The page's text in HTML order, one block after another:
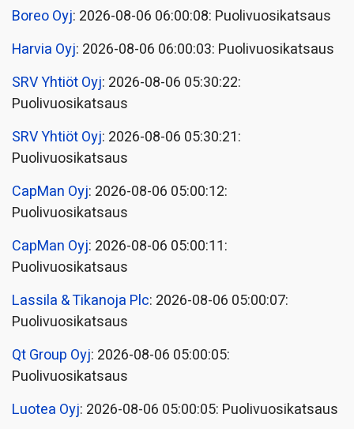
Boreo Oyj: 2026-08-06 06:00:08: Puolivuosikatsaus
Harvia Oyj: 2026-08-06 06:00:03: Puolivuosikatsaus
SRV Yhtiöt Oyj: 2026-08-06 05:30:22:
Puolivuosikatsaus
SRV Yhtiöt Oyj: 2026-08-06 05:30:21:
Puolivuosikatsaus
CapMan Oyj: 2026-08-06 05:00:12:
Puolivuosikatsaus
CapMan Oyj: 2026-08-06 05:00:11:
Puolivuosikatsaus
Lassila & Tikanoja Plc: 2026-08-06 05:00:07:
Puolivuosikatsaus
Qt Group Oyj: 2026-08-06 05:00:05:
Puolivuosikatsaus
Luotea Oyj: 2026-08-06 05:00:05: Puolivuosikatsaus